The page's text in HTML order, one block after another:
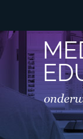
HOOFDMENU